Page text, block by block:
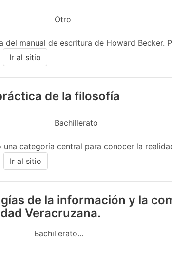
Otro
manual de escritura de Howard Becker.
Ir al sitio
de la filosofía
Bachillerato
categoría central para conocer la
Ir al sitio
de la información y la
Veracruzana.
Bachillerato...